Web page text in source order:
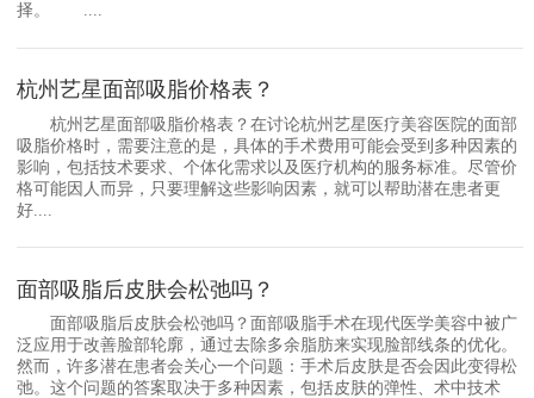
择。 ....
杭州艺星面部吸脂价格表？
杭州艺星面部吸脂价格表？在讨论杭州艺星医疗美容医院的面部
吸脂价格时，需要注意的是，具体的手术费用可能会受到多种因素的
影响，包括技术要求、个体化需求以及医疗机构的服务标准。尽管价
格可能因人而异，只要理解这些影响因素，就可以帮助潜在患者更
好....
面部吸脂后皮肤会松弛吗？
面部吸脂后皮肤会松弛吗？面部吸脂手术在现代医学美容中被广
泛应用于改善脸部轮廓，通过去除多余脂肪来实现脸部线条的优化。
然而，许多潜在患者会关心一个问题：手术后皮肤是否会因此变得松
弛。这个问题的答案取决于多种因素，包括皮肤的弹性、术中技术